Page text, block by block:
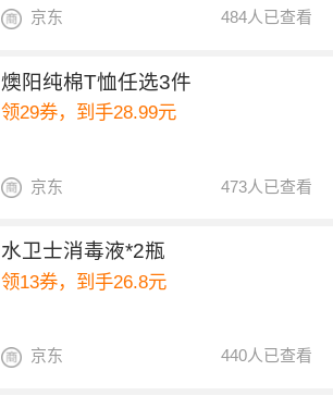
484人已查看
京东
燠阳纯棉T恤任选3件
领29券，到手28.99元
473人已查看
京东
水卫士消毒液*2瓶
领13券，到手26.8元
440人已查看
京东